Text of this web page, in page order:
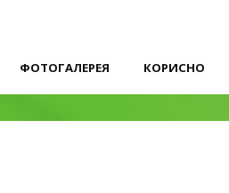
ФОТОГАЛЕРЕЯ КОРИСНО